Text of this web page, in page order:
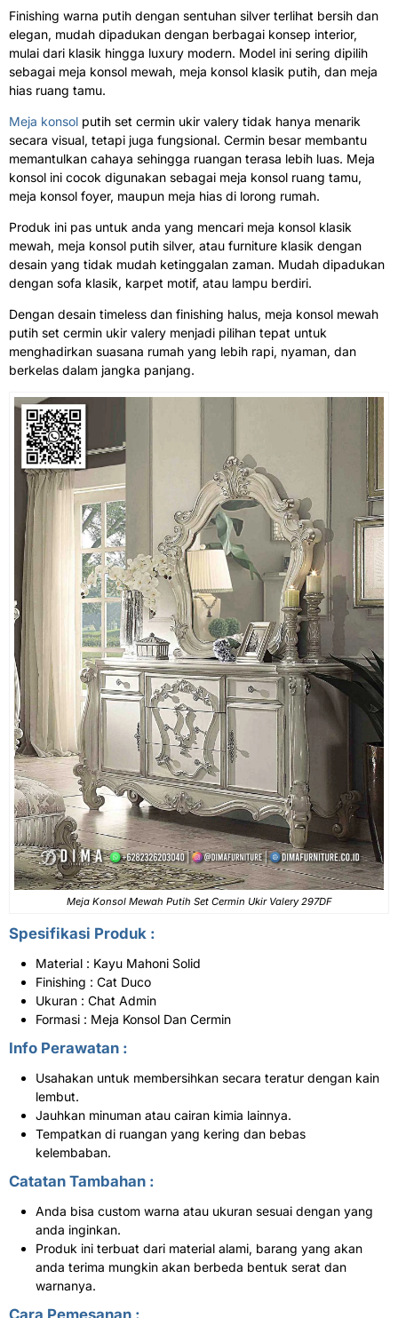
Finishing warna putih dengan sentuhan silver terlihat bersih dan
elegan, mudah dipadukan dengan berbagai konsep interior,
mulai dari klasik hingga luxury modern. Model ini sering dipilih
sebagai meja konsol mewah, meja konsol klasik putih, dan meja
hias ruang tamu.
Meja konsol putih set cermin ukir valery tidak hanya menarik
secara visual, tetapi juga fungsional. Cermin besar membantu
memantulkan cahaya sehingga ruangan terasa lebih luas. Meja
konsol ini cocok digunakan sebagai meja konsol ruang tamu,
meja konsol foyer, maupun meja hias di lorong rumah.
Produk ini pas untuk anda yang mencari meja konsol klasik
mewah, meja konsol putih silver, atau furniture klasik dengan
desain yang tidak mudah ketinggalan zaman. Mudah dipadukan
dengan sofa klasik, karpet motif, atau lampu berdiri.
Dengan desain timeless dan finishing halus, meja konsol mewah
putih set cermin ukir valery menjadi pilihan tepat untuk
menghadirkan suasana rumah yang lebih rapi, nyaman, dan
berkelas dalam jangka panjang.
Meja Konsol Mewah Putih Set Cermin Ukir Valery 297DF
Spesifikasi Produk :
Material : Kayu Mahoni Solid
Finishing : Cat Duco
Ukuran : Chat Admin
Formasi : Meja Konsol Dan Cermin
Info Perawatan :
Usahakan untuk membersihkan secara teratur dengan kain
lembut.
Jauhkan minuman atau cairan kimia lainnya.
Tempatkan di ruangan yang kering dan bebas
kelembaban.
Catatan Tambahan :
Anda bisa custom warna atau ukuran sesuai dengan yang
anda inginkan.
Produk ini terbuat dari material alami, barang yang akan
anda terima mungkin akan berbeda bentuk serat dan
warnanya.